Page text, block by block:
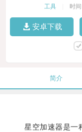
工具 时
安卓下载
简介
星空加速器是一种